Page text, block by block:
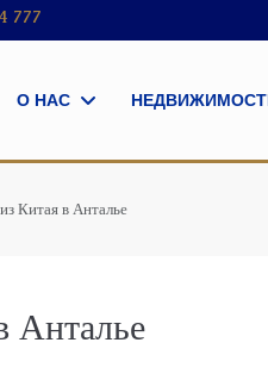
777
О НАС
Китая в Анталье
Анталье